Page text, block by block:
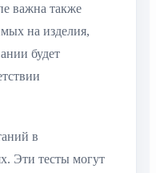
важна также
на изделия,
будет
в
Эти тесты могут